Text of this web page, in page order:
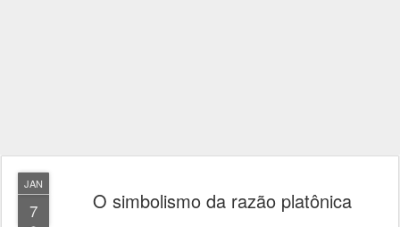
JAN
7 O simbolismo da razão platônica